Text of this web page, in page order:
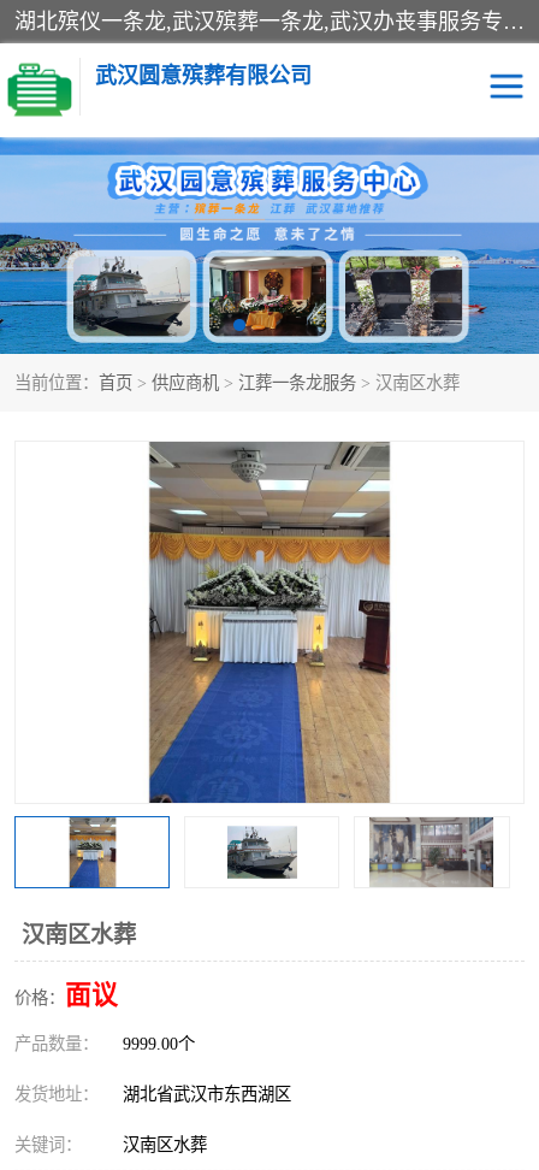
湖北殡仪一条龙,武汉殡葬一条龙,武汉办丧事服务专理红白佛事、病人临终关怀、医院或家中老人去世穿寿衣、灵车遗体接运、殡仪馆告别厅预约、办理火葬场手续、民俗丧事策划、遗体告别仪式、民俗礼仪服务、殡葬礼仪策划、陵园墓位导购、寺庙塔位择吉、往生功德策划、民俗功德策划、异地殡葬礼仪服务、异地骨灰接送返乡
武汉圆意殡葬有限公司
当前位置： 首页 > 供应商机 > 江葬一条龙服务 > 汉南区水葬
汉南区水葬
价格： 面议
产品数量： 9999.00个
发货地址： 湖北省武汉市东西湖区
关键词： 汉南区水葬
殡葬一条龙服务 江葬一条龙服务
武汉锦辉天堂文化园 仙鹤湖湿地公园
长乐园陵园 万福净土陵园
武汉市阳逻九龙宫陵园 石门峰人文纪念园
武汉千子星空陵园